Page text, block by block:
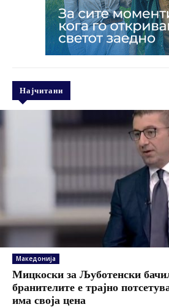
Најчитани
Македонија
Мицкоски за Љуботенски
бранителите е трајно
има своја цена